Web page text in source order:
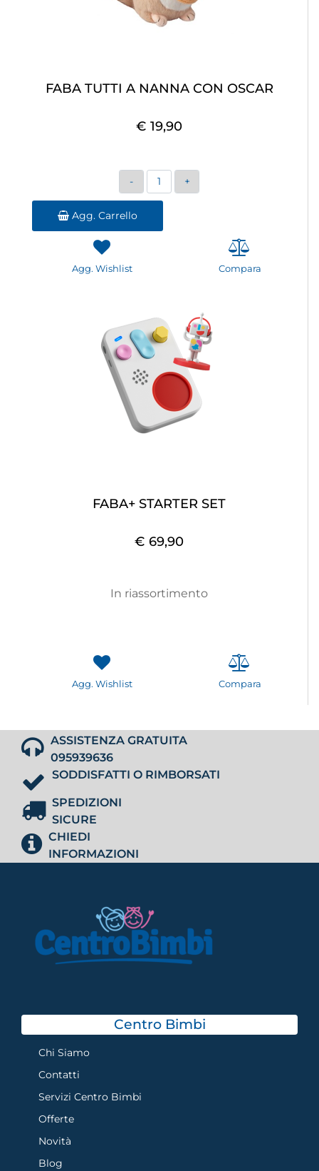
FABA TUTTI A NANNA CON OSCAR
€ 19,90
Quantità
Agg. Carrello
Agg. Wishlist Compara
FABA+ STARTER SET
€ 69,90
In riassortimento
Agg. Wishlist Compara
ASSISTENZA GRATUITA
095939636
SODDISFATTI O RIMBORSATI
SPEDIZIONI
SICURE
CHIEDI
INFORMAZIONI
Centro Bimbi
Chi Siamo
Contatti
Servizi Centro Bimbi
Offerte
Novità
Blog